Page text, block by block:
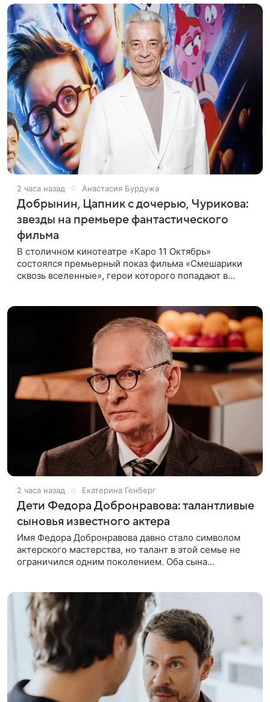
2 часа назад Анастасия Бурдужа
Добрынин, Цапник с дочерью, Чурикова:
звезды на премьере фантастического
фильма
В столичном кинотеатре «Каро 11 Октябрь»
состоялся премьерный показ фильма «Смешарики
сквозь вселенные», герои которого попадают в
2 часа назад Екатерина Генберг
Дети Федора Добронравова: талантливые
сыновья известного актера
Имя Федора Добронравова давно стало символом
актерского мастерства, но талант в этой семье не
ограничился одним поколением. Оба сына